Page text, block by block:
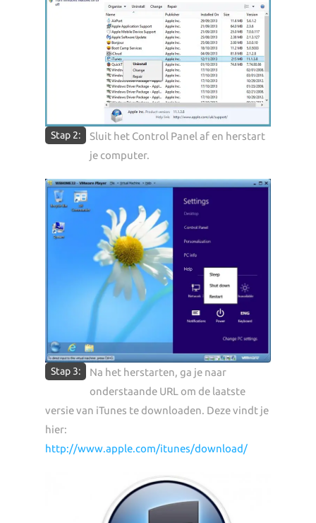
Stap 2:
Sluit het Control Panel af en herstart
je computer.
Stap 3:
Na het herstarten, ga je naar
onderstaande URL om de laatste
versie van iTunes te downloaden. Deze vindt je
hier:
http://www.apple.com/itunes/download/